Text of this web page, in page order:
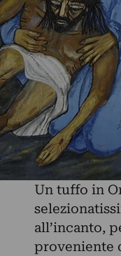
Un tuffo in
all’incanto,
proveniente